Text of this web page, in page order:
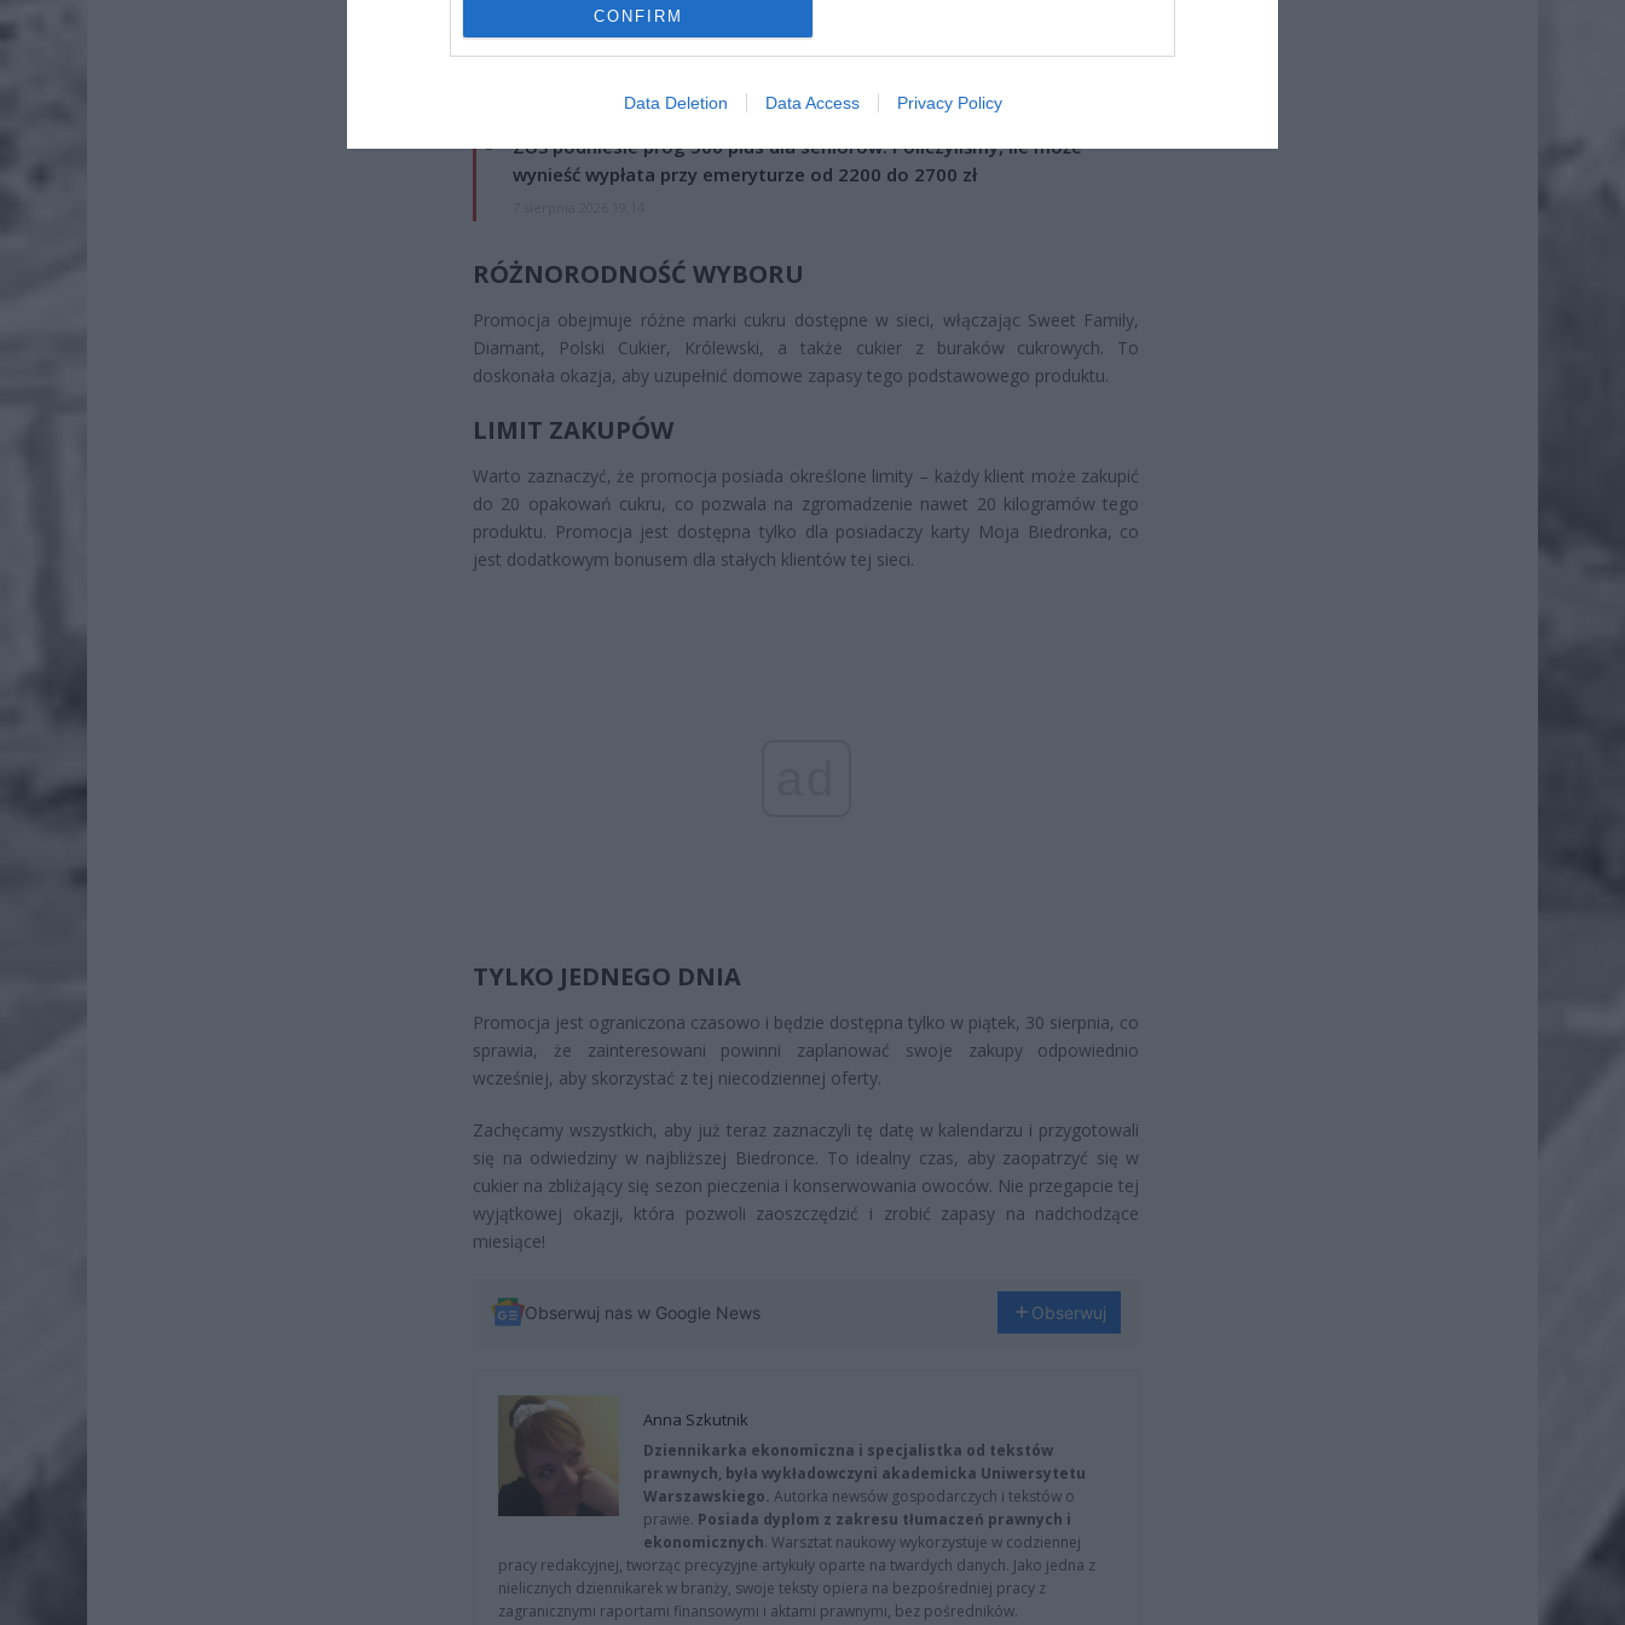
CONFIRM
Data Deletion Data Access Privacy Policy
Nawet 3600 zł miesięcznie zamiast 800+. Nowa propozycja dla
7 sierpnia 2026 19:29
ZUS podniesie próg 500 plus dla seniorów. Policzyliśmy, ile może
wynieść wypłata przy emeryturze od 2200 do 2700 zł
RÓŻNORODNOŚĆ WYBORU
Promocja obejmuje różne marki cukru dostępne w sieci, włączając Sweet Family,
Diamant, Polski Cukier, Królewski, a także cukier z buraków cukrowych. To
doskonała okazja, aby uzupełnić domowe zapasy tego podstawowego produktu.
LIMIT ZAKUPÓW
Warto zaznaczyć, że promocja posiada określone limity – każdy klient może zakupić
do 20 opakowań cukru, co pozwala na zgromadzenie nawet 20 kilogramów tego
produktu. Promocja jest dostępna tylko dla posiadaczy karty Moja Biedronka, co
jest dodatkowym bonusem dla stałych klientów tej sieci.
TYLKO JEDNEGO DNIA
Promocja jest ograniczona czasowo i będzie dostępna tylko w piątek, 30 sierpnia, co
sprawia, że zainteresowani powinni zaplanować swoje zakupy odpowiednio
wcześniej, aby skorzystać z tej niecodziennej oferty.
Zachęcamy wszystkich, aby już teraz zaznaczyli tę datę w kalendarzu i przygotowali
się na odwiedziny w najbliższej Biedronce. To idealny czas, aby zaopatrzyć się w
cukier na zbliżający się sezon pieczenia i konserwowania owoców. Nie przegapcie tej
wyjątkowej okazji, która pozwoli zaoszczędzić i zrobić zapasy na nadchodzące
miesiące!
Obserwuj nas w Google News Obserwuj
Anna Szkutnik
Dziennikarka ekonomiczna i specjalistka od tekstów
prawnych, była wykładowczyni akademicka Uniwersytetu
Warszawskiego. Autorka newsów gospodarczych i tekstów o
prawie. Posiada dyplom z zakresu tłumaczeń prawnych i
ekonomicznych. Warsztat naukowy wykorzystuje w codziennej
pracy redakcyjnej, tworząc precyzyjne artykuły oparte na twardych danych. Jako jedna z
nielicznych dziennikarek w branży, swoje teksty opiera na bezpośredniej pracy z
zagranicznymi raportami finansowymi i aktami prawnymi, bez pośredników.